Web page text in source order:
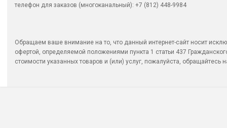
телефон для заказов (многоканальный): +7 (812) 448-9984
Обращаем ваше внимание на то, что данный интернет-сайт носит
офертой, определяемой положениями пункта 1 статьи 437
стоимости указанных товаров и (или) услуг, пожалуйста, обращайтесь